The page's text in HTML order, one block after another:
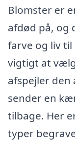
Blomster er
afdød på, og
farve og liv
vigtigt at
afspejler den
sender en
tilbage. Her
typer